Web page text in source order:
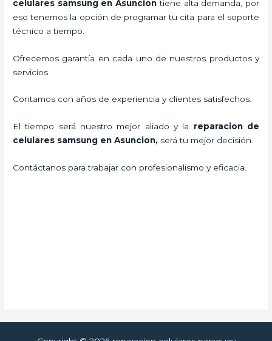
celulares samsung en Asuncion tiene alta demanda, por
eso tenemos la opción de programar tu cita para el soporte
técnico a tiempo.
Ofrecemos garantía en cada uno de nuestros productos y
servicios.
Contamos con años de experiencia y clientes satisfechos.
El tiempo será nuestro mejor aliado y la reparacion de
celulares samsung en Asuncion, será tu mejor decisión.
Contáctanos para trabajar con profesionalismo y eficacia.